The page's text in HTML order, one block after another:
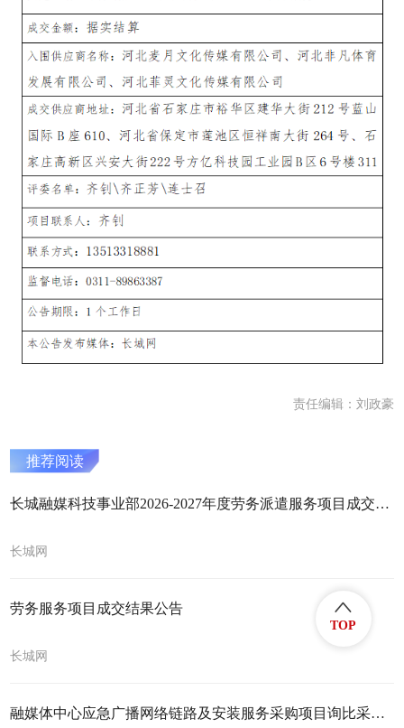
责任编辑：刘政豪
推荐阅读
长城融媒科技事业部2026-2027年度劳务派遣服务项目成交结果公告
长城网
劳务服务项目成交结果公告
长城网
融媒体中心应急广播网络链路及安装服务采购项目询比采购公告
TOP